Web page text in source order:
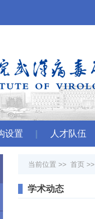
设置 人才队伍
当前位置 >> 首页>>
学术动态